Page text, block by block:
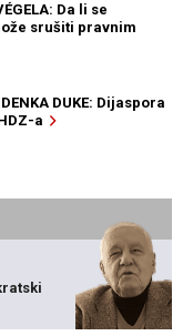
Da li se
srušiti pravnim
DUKE: Dijaspora
a